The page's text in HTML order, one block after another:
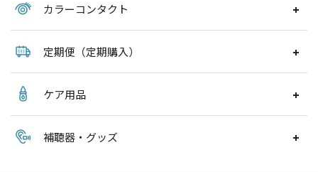
カラーコンタクト
定期便（定期購入）
ケア用品
補聴器・グッズ